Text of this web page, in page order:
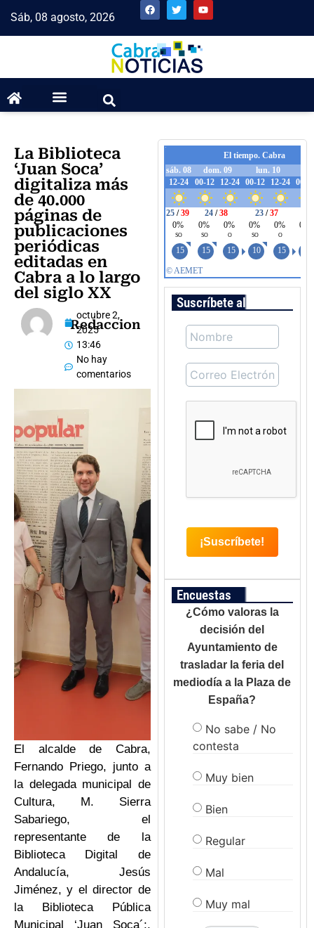
Sáb, 08 agosto, 2026
La Biblioteca
‘Juan Soca’
digitaliza más
de 40.000
páginas de
publicaciones
periódicas
editadas en
Cabra a lo largo
del siglo XX
Redaccion
octubre 2,
2025
13:46
No hay
comentarios
El alcalde de Cabra,
Fernando Priego, junto a
la delegada municipal de
Cultura, M. Sierra
Sabariego, el
representante de la
Biblioteca Digital de
Andalucía, Jesús
Jiménez, y el director de
la Biblioteca Pública
Municipal ‘Juan Soca´;,
Suscríbete al boletín
Encuestas
¿Cómo valoras la
decisión del
Ayuntamiento de
trasladar la feria del
mediodía a la Plaza de
España?
No sabe / No
contesta
Muy bien
Bien
Regular
Mal
Muy mal